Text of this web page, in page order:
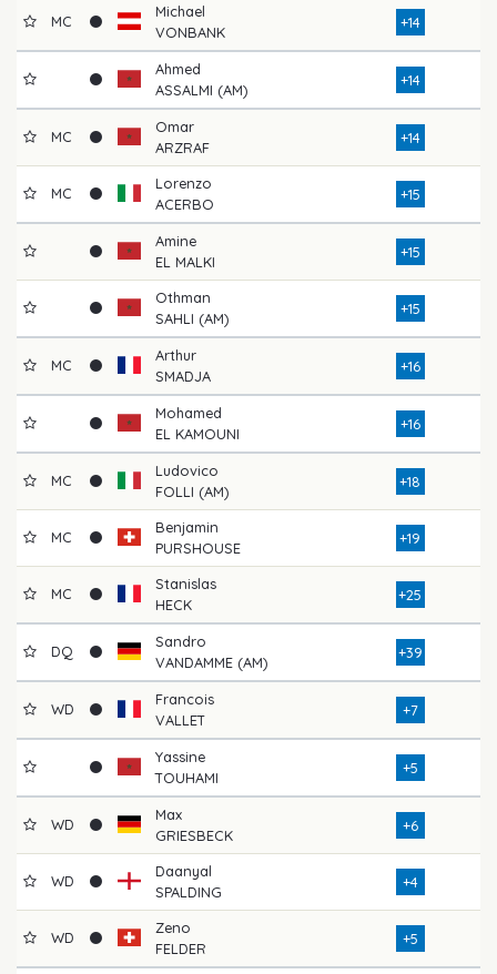
MC
Michael
VONBANK
+14
Ahmed
ASSALMI (AM)
+14
MC
Omar
ARZRAF
+14
MC
Lorenzo
ACERBO
+15
Amine
EL MALKI
+15
Othman
SAHLI (AM)
+15
MC
Arthur
SMADJA
+16
Mohamed
EL KAMOUNI
+16
MC
Ludovico
FOLLI (AM)
+18
MC
Benjamin
PURSHOUSE
+19
MC
Stanislas
HECK
+25
DQ
Sandro
VANDAMME (AM)
+39
WD
Francois
VALLET
+7
Yassine
TOUHAMI
+5
WD
Max
GRIESBECK
+6
WD
Daanyal
SPALDING
+4
WD
Zeno
FELDER
+5